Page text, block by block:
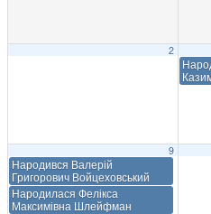
2
9
Народився Валерій
Григорович Войцеховський
Народилася Фелікса
Максимівна Шлейфман